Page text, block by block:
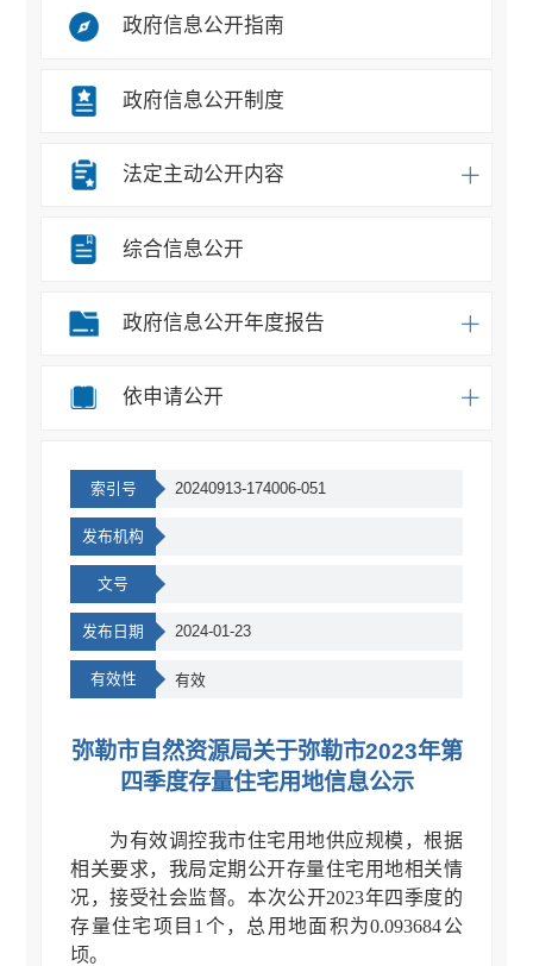
政府信息公开指南
政府信息公开制度
法定主动公开内容
综合信息公开
政府信息公开年度报告
依申请公开
索引号 20240913-174006-051
发布机构
文号
发布日期 2024-01-23
有效性 有效
弥勒市自然资源局关于弥勒市2023年第
四季度存量住宅用地信息公示
为有效调控我市住宅用地供应规模，根据
相关要求，我局定期公开存量住宅用地相关情
况，接受社会监督。本次公开2023年四季度的
存量住宅项目1个，总用地面积为0.093684公
顷。